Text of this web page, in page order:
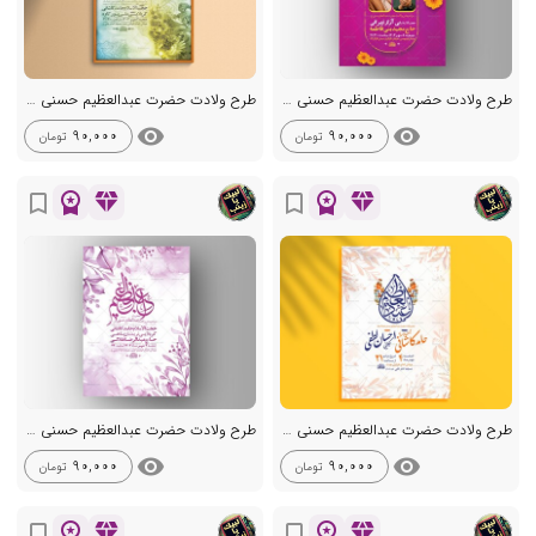
طرح ولادت حضرت عبدالعظیم حسنی ع + استوری
visibility
90,000 تومان
طرح ولادت حضرت عبدالعظیم حسنی ع + استوری
visibility
90,000 تومان
diamond
workspace_premium
bookmark_border
طرح ولادت حضرت عبدالعظیم حسنی ع + استوری
visibility
90,000 تومان
diamond
workspace_premium
bookmark_border
طرح ولادت حضرت عبدالعظیم حسنی ع + استوری
visibility
90,000 تومان